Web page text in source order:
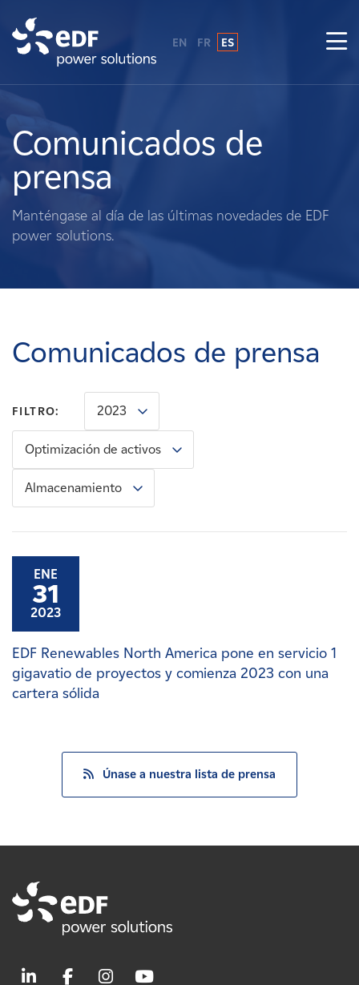
Sobre nosotros
Qué hacemos
Terratenientes
Carreras
Noticias
Contacte con
Afiliados
EN FR ES
Comunicados de
prensa
Manténgase al día de las últimas novedades de EDF
power solutions.
Comunicados de prensa
FILTRO: 2023
Optimización de activos
Almacenamiento
ENE
31
2023
EDF Renewables North America pone en servicio 1
gigavatio de proyectos y comienza 2023 con una
cartera sólida
Únase a nuestra lista de prensa